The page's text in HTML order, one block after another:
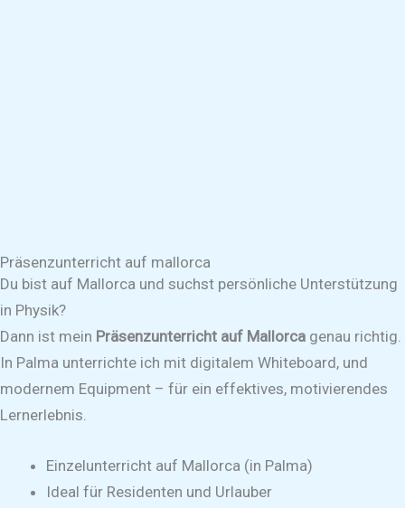
Präsenzunterricht auf mallorca
Du bist auf Mallorca und suchst persönliche Unterstützung
in Physik?
Dann ist mein Präsenzunterricht auf Mallorca genau richtig.
In Palma unterrichte ich mit digitalem Whiteboard, und
modernem Equipment – für ein effektives, motivierendes
Lernerlebnis.
Einzelunterricht auf Mallorca (in Palma)
Ideal für Residenten und Urlauber